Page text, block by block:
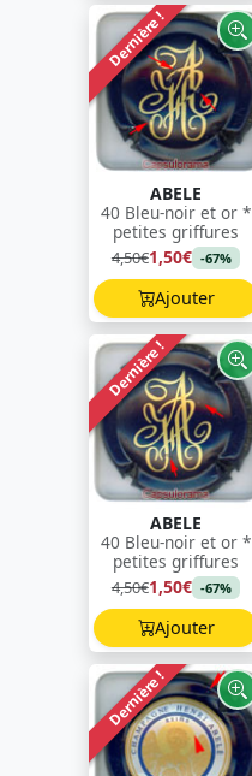
Dernière !
ABELE
40 Bleu-noir et or *
petites griffures
4,50€1,50€ -67%
Ajouter
Dernière !
ABELE
40 Bleu-noir et or *
petites griffures
4,50€1,50€ -67%
Ajouter
Dernière !